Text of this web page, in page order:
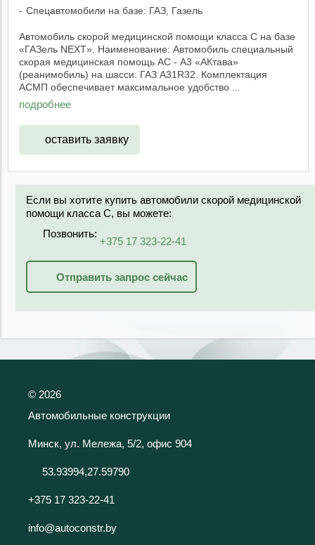
Спецавтомобили на базе: ГАЗ, Газель
Автомобиль скорой медицинской помощи класса С на базе
«ГАЗель NEXT». Наименование: Автомобиль специальный
скорая медицинская помощь АС - А3 «АКтава»
(реанимобиль) на шасси: ГАЗ А31R32. Комплектация
АСМП обеспечивает максимальное удобство ...
подробнее
оставить заявку
Если вы хотите купить автомобили скорой медицинской
помощи класса С, вы можете:
Позвонить:
+375 17 323-22-41
Отправить запрос сейчас
© 2026
Автомобильные конструкции
Минск, ул. Мележа, 5/2, офис 904
53.93994,27.59790
+375 17 323-22-41
info@autoconstr.by